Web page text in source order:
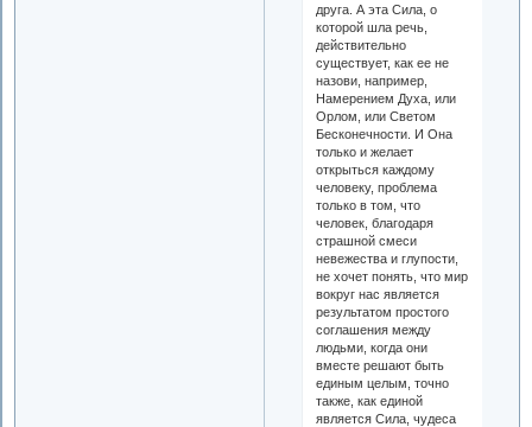
друга. А эта Сила, о
которой шла речь,
действительно
существует, как ее не
назови, например,
Намерением Духа, или
Орлом, или Светом
Бесконечности. И Она
только и желает
открыться каждому
человеку, проблема
только в том, что
человек, благодаря
страшной смеси
невежества и глупости,
не хочет понять, что мир
вокруг нас является
результатом простого
соглашения между
людьми, когда они
вместе решают быть
единым целым, точно
также, как единой
является Сила, чудеса